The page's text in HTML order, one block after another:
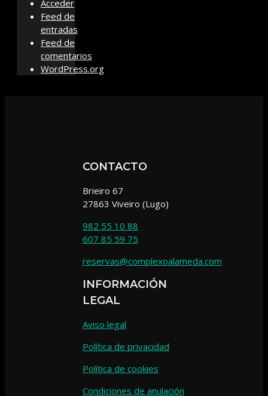
Acceder
Feed de
entradas
Feed de
comentarios
WordPress.org
CONTACTO
Brieiro 67
27863 Viveiro (Lugo)
982 55 10 88
607 85 59 75
reservas@complexoalameda.com
INFORMACIÓN
LEGAL
Aviso legal
Política de privacidad
Política de cookies
Condiciones de anulación